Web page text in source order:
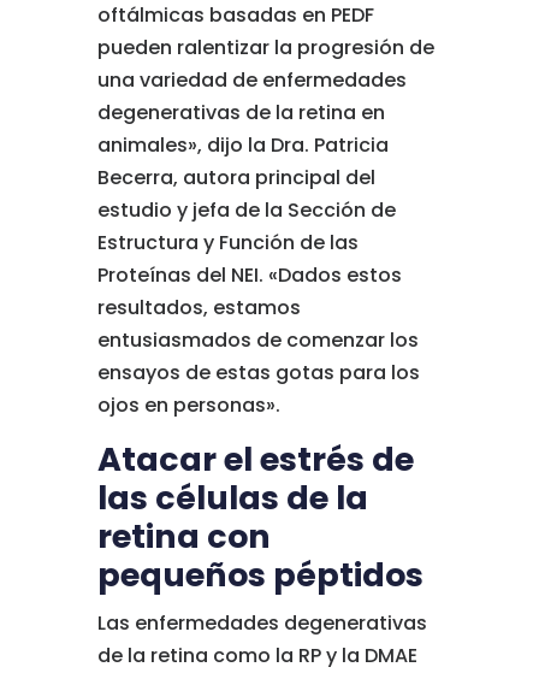
oftálmicas basadas en PEDF
pueden ralentizar la progresión de
una variedad de enfermedades
degenerativas de la retina en
animales», dijo la Dra. Patricia
Becerra, autora principal del
estudio y jefa de la Sección de
Estructura y Función de las
Proteínas del NEI. «Dados estos
resultados, estamos
entusiasmados de comenzar los
ensayos de estas gotas para los
ojos en personas».
Atacar el estrés de
las células de la
retina con
pequeños péptidos
Las enfermedades degenerativas
de la retina como la RP y la DMAE